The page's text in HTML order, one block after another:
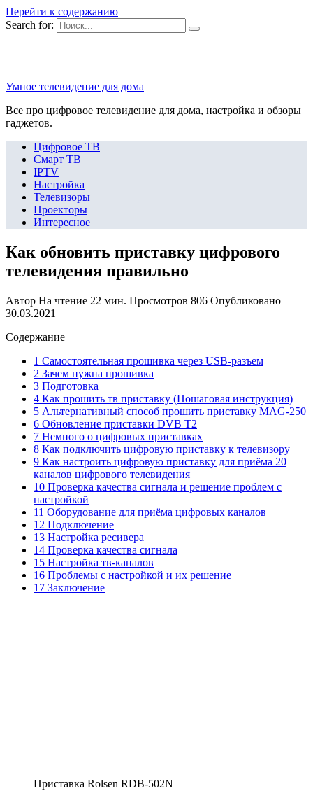
Перейти к содержанию
Search for:
Умное телевидение для дома
Все про цифровое телевидение для дома, настройка и обзоры
гаджетов.
Цифровое ТВ
Смарт ТВ
IPTV
Настройка
Телевизоры
Проекторы
Интересное
Как обновить приставку цифрового
телевидения правильно
Автор На чтение 22 мин. Просмотров 806 Опубликовано
30.03.2021
Содержание
1 Самостоятельная прошивка через USB-разъем
2 Зачем нужна прошивка
3 Подготовка
4 Как прошить тв приставку (Пошаговая инструкция)
5 Альтернативный способ прошить приставку MAG-250
6 Обновление приставки DVB T2
7 Немного о цифровых приставках
8 Как подключить цифровую приставку к телевизору
9 Как настроить цифровую приставку для приёма 20
каналов цифрового телевидения
10 Проверка качества сигнала и решение проблем с
настройкой
11 Оборудование для приёма цифровых каналов
12 Подключение
13 Настройка ресивера
14 Проверка качества сигнала
15 Настройка тв-каналов
16 Проблемы с настройкой и их решение
17 Заключение
Приставка Rolsen RDB-502N